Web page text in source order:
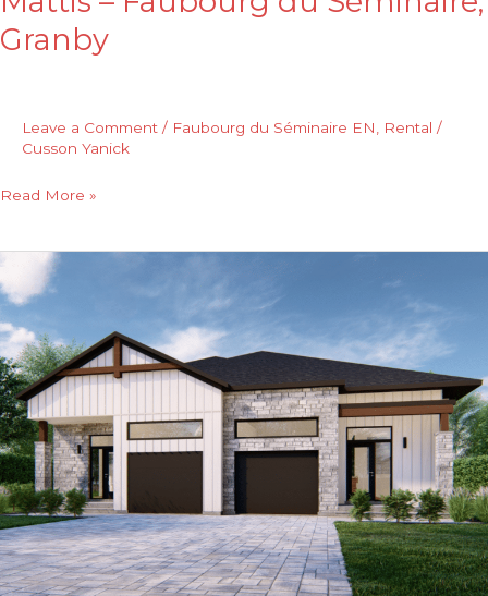
Granby
Leave a Comment / Faubourg du Séminaire EN, Rental /
Cusson Yanick
Read More »
Matheo
–
Faubourg
du
Séminaire,
Granby